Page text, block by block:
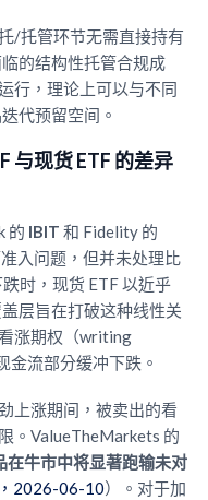
/托管环节无需直接持有
的结构性托管合规成
行，理论上可以与不同
代预留空间。
与现货 ETF 的差异
的 IBIT 和 Fidelity 的
入问题，但并未处理比
时，现货 ETF 以近乎
层旨在打破这种线性关
涨期权（writing
金流部分缓冲下跌。
上涨期间，被卖出的看
。ValueTheMarkets 的
在牛市中将显著跑输未对
2026-06-10）。对于加